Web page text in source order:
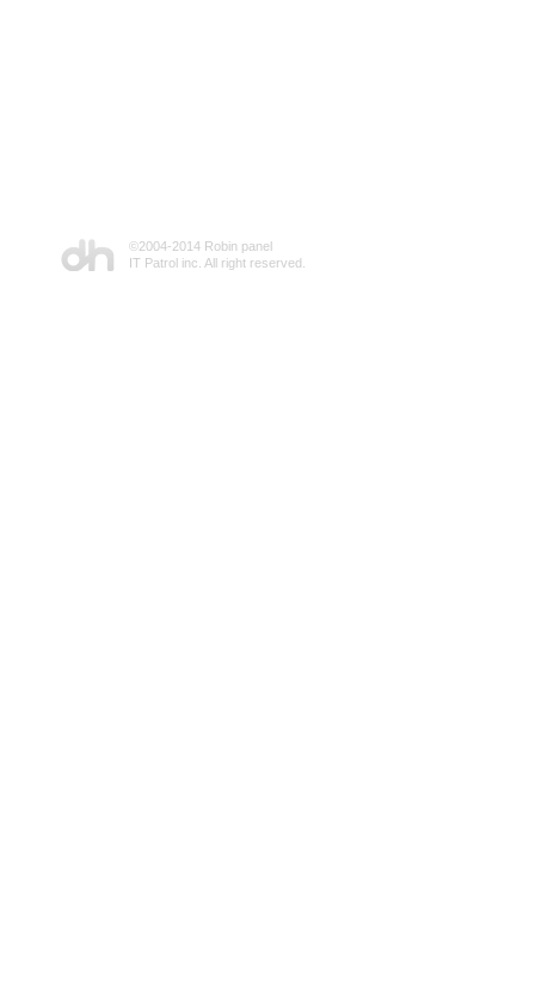
©2004-2014 Robin panel
IT Patrol inc. All right reserved.